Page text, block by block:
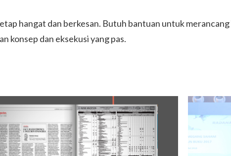
hangat dan berkesan. Butuh bantuan untuk
konsep dan eksekusi yang pas.